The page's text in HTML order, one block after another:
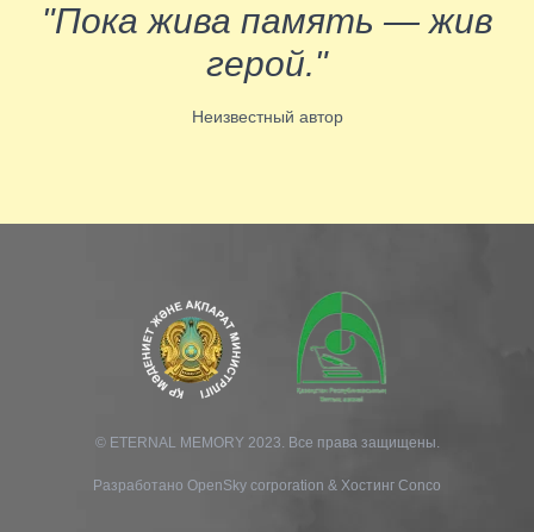
"Пока жива память — жив
герой."
Неизвестный автор
© ETERNAL MEMORY 2023. Все права защищены.
Разработано OpenSky corporation & Хостинг Conco